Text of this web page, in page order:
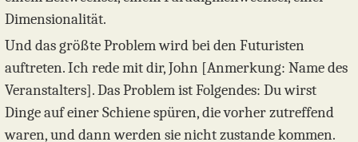
Dimensionalität.
Und das größte Problem wird bei den Futuristen
auftreten. Ich rede mit dir, John [Anmerkung: Name des
Veranstalters]. Das Problem ist Folgendes: Du wirst
Dinge auf einer Schiene spüren, die vorher zutreffend
waren, und dann werden sie nicht zustande kommen.